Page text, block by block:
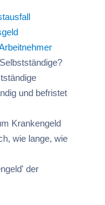
und befristet
Krankengeld
wie lange, wie
der